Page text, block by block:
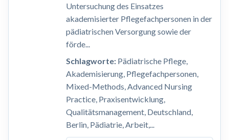
Untersuchung des Einsatzes
akademisierter Pflegefachpersonen in der
pädiatrischen Versorgung sowie der
förde...
Schlagworte:Pädiatrische Pflege,
Akademisierung, Pflegefachpersonen,
Mixed-Methods, Advanced Nursing
Practice, Praxisentwicklung,
Qualitätsmanagement, Deutschland,
Berlin, Pädiatrie, Arbeit,...